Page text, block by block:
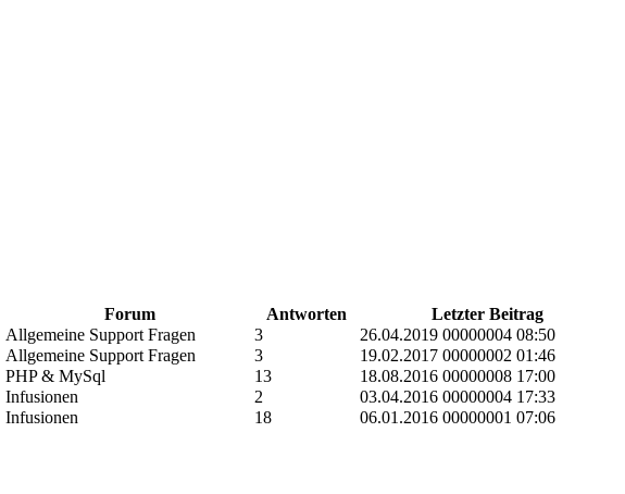
Forum
Antworten
Letzter Beitrag
Allgemeine Support Fragen
3
26.04.2019 00000004 08:50
Allgemeine Support Fragen
3
19.02.2017 00000002 01:46
PHP & MySql 13
18.08.2016 00000008 17:00
Infusionen
2
03.04.2016 00000004 17:33
Infusionen
18 06.01.2016 00000001 07:06